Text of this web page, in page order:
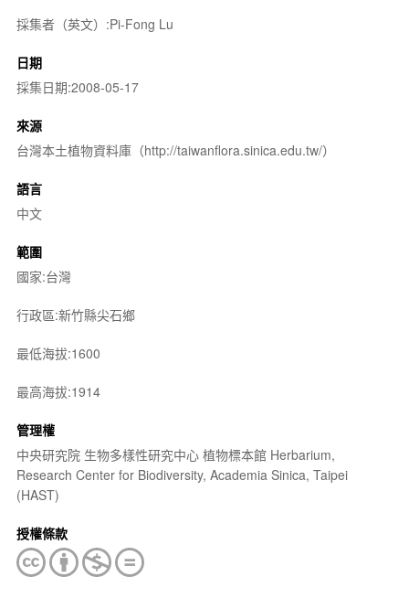
採集者（英文）:Pi-Fong Lu
日期
採集日期:2008-05-17
來源
台灣本土植物資料庫（http://taiwanflora.sinica.edu.tw/）
語言
中文
範圍
國家:台灣
行政區:新竹縣尖石鄉
最低海拔:1600
最高海拔:1914
管理權
中央研究院 生物多樣性研究中心 植物標本館 Herbarium,
Research Center for Biodiversity, Academia Sinica, Taipei
(HAST)
授權條款